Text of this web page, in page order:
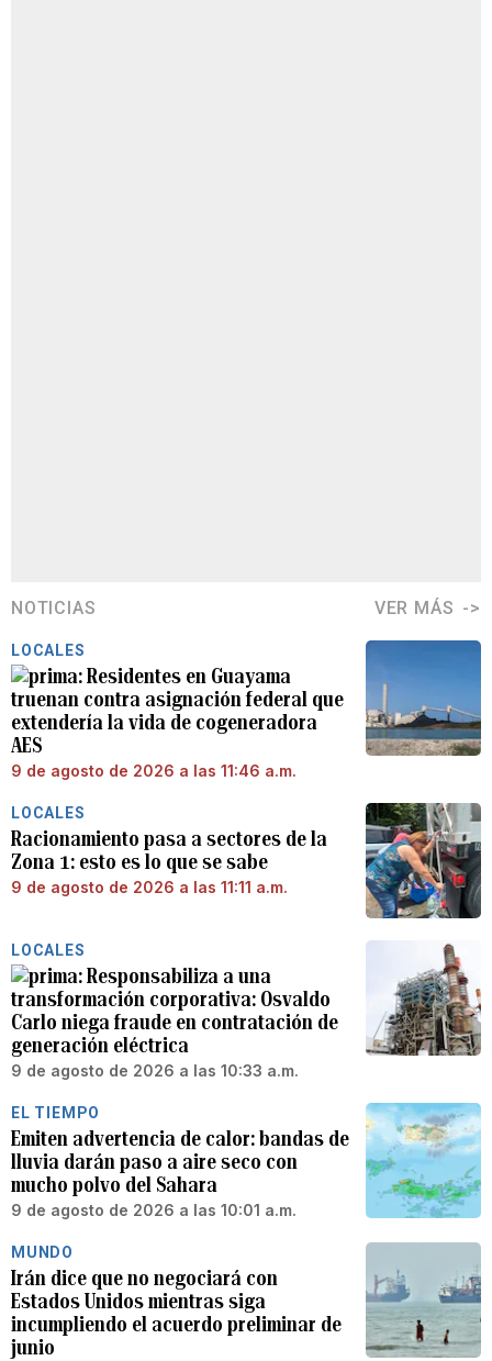
NOTICIAS VER MÁS
LOCALES
Residentes en Guayama
truenan contra asignación federal que
extendería la vida de cogeneradora
AES
9 de agosto de 2026 a las 11:46 a.m.
LOCALES
Racionamiento pasa a sectores de la
Zona 1: esto es lo que se sabe
9 de agosto de 2026 a las 11:11 a.m.
LOCALES
Responsabiliza a una
transformación corporativa: Osvaldo
Carlo niega fraude en contratación de
generación eléctrica
9 de agosto de 2026 a las 10:33 a.m.
EL TIEMPO
Emiten advertencia de calor: bandas de
lluvia darán paso a aire seco con
mucho polvo del Sahara
9 de agosto de 2026 a las 10:01 a.m.
MUNDO
Irán dice que no negociará con
Estados Unidos mientras siga
incumpliendo el acuerdo preliminar de
junio